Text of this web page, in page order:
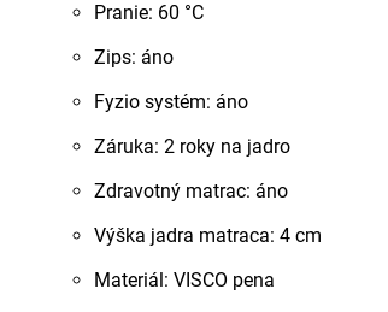
Pranie: 60 °C
Zips: áno
Fyzio systém: áno
Záruka: 2 roky na jadro
Zdravotný matrac: áno
Výška jadra matraca: 4 cm
Materiál: VISCO pena